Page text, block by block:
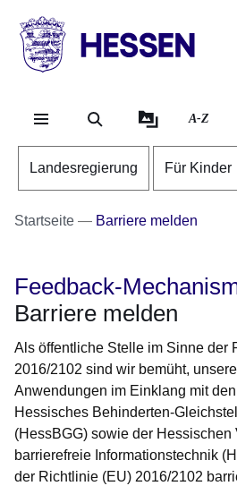
HESSEN
Landesregierung
A-Z
Landesregierung Für Kinder
Startseite Barriere melden
Feedback-
Barriere melden
Als öffentliche Stelle im Sinne der
2016/2102 sind wir bemüht,
Anwendungen im Einklang mit
Hessisches Behinderten-
(HessBGG) sowie der Hessischen
barrierefreie Informationstechnik
der Richtlinie (EU) 2016/2102